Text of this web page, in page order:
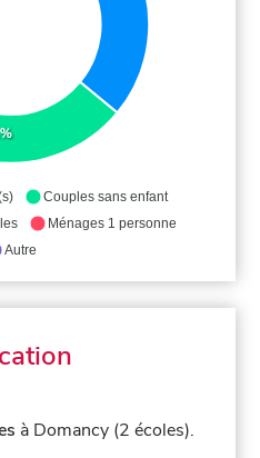
Couples sans enfant
Ménages 1 personne
Autre
à Domancy (2 écoles).